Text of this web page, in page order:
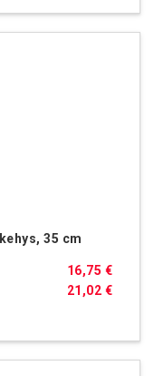
35 cm
21,02 €
16,75 €